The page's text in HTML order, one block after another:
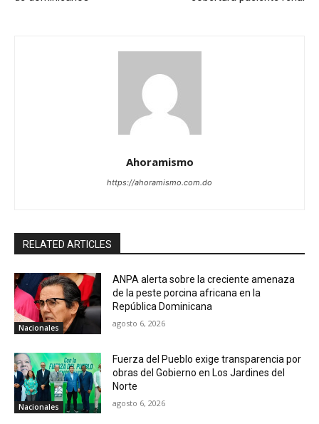
Ahoramismo
https://ahoramismo.com.do
RELATED ARTICLES
Nacionales
ANPA alerta sobre la creciente amenaza
de la peste porcina africana en la
República Dominicana
agosto 6, 2026
Nacionales
Fuerza del Pueblo exige transparencia por
obras del Gobierno en Los Jardines del
Norte
agosto 6, 2026